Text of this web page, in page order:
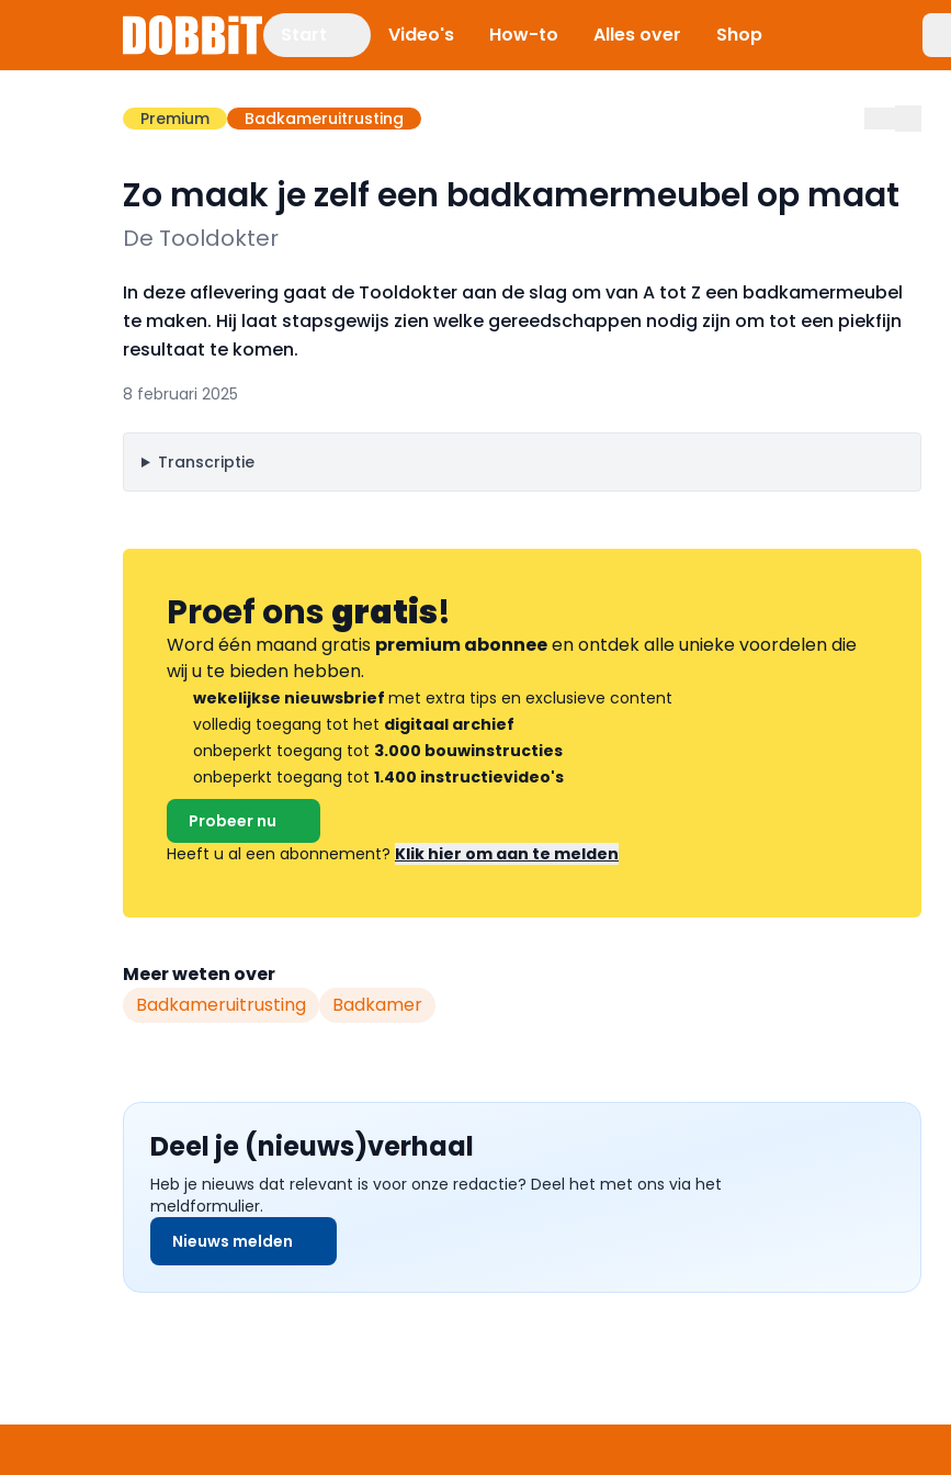
Video's How-to Alles over Shop
Premium Badkameruitrusting
Zo maak je zelf een badkamermeubel op maat
De Tooldokter
In deze aflevering gaat de Tooldokter aan de slag om van A tot Z een badkamermeubel
te maken. Hij laat stapsgewijs zien welke gereedschappen nodig zijn om tot een piekfijn
resultaat te komen.
8 februari 2025
Transcriptie
Proef onsgratis!
Word één maand gratis premium abonneeen ontdek alle unieke voordelen die
wij u te bieden hebben.
wekelijkse nieuwsbrief met extra tips en exclusieve content
volledig toegang tot het digitaal archief
onbeperkt toegang tot 3.000 bouwinstructies
onbeperkt toegang tot 1.400 instructievideo's
Probeer nu
Heeft u al een abonnement? Klik hier om aan te melden
Meer weten over
Badkameruitrusting
Badkamer
Deel je (nieuws)verhaal
Heb je nieuws dat relevant is voor onze redactie? Deel het met ons via het
meldformulier.
Nieuws melden